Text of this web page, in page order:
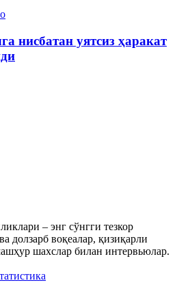
нисбатан уятсиз ҳаракат
– энг сўнгги тезкор
долзарб воқеалар, қизиқарли
шахслар билан интервьюлар.